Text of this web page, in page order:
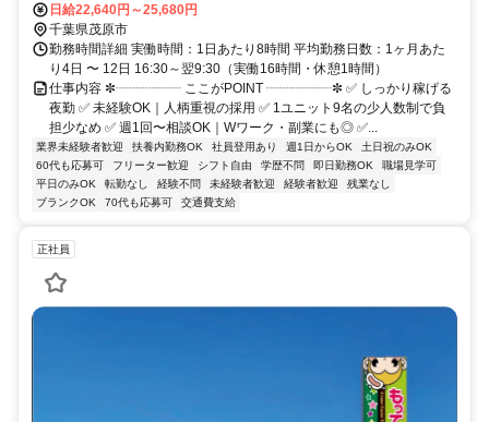
場より、「茂原高校入口」バス停下車、徒歩8分 〇車通勤可・バイク
通勤可(駐車場完備) ※営業所によって異なります。気になる際は遠慮
なくご連絡ください。
日給22,640円～25,680円
千葉県茂原市
勤務時間詳細 実働時間：1日あたり8時間 平均勤務日数：1ヶ月あた
り4日 〜 12日 16:30～翌9:30（実働16時間・休憩1時間）
仕事内容 ✼┈┈┈┈┈ ここがPOINT ┈┈┈┈┈✼ ✅ しっかり稼げる
夜勤 ✅ 未経験OK｜人柄重視の採用 ✅ 1ユニット9名の少人数制で負
担少なめ ✅ 週1回〜相談OK｜Wワーク・副業にも◎ ✅...
業界未経験者歓迎 扶養内勤務OK 社員登用あり 週1日からOK
土日祝のみOK
60代も応募可
フリーター歓迎 シフト自由 学歴不問 即日勤務OK
職場見学可
平日のみOK
転勤なし 経験不問 未経験者歓迎 経験者歓迎
残業なし
ブランクOK
70代も応募可 交通費支給
正社員